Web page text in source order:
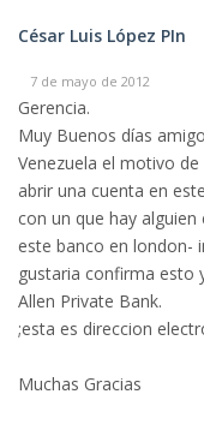
César Luis López PIn
7 de mayo de 2012
Gerencia.
Muy Buenos días
Venezuela el motivo
abrir una cuenta en
con un que hay
este banco en london-
gustaria confirma esto
Allen Private Bank.
;esta es direccion
Muchas Gracias